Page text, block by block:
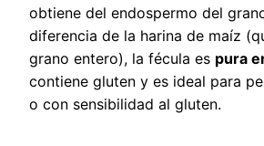
obtiene del endospermo del
diferencia de la harina de maíz
grano entero), la fécula es pura
contiene gluten y es ideal para
o con sensibilidad al gluten.